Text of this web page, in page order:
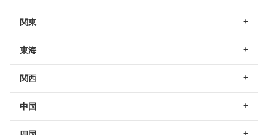
関東
東海
関西
中国